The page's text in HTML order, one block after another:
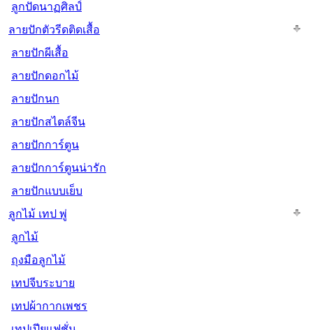
ลูกปัดนาฏศิลป์
ลายปักตัวรีดติดเสื้อ
ลายปักผีเสื้อ
ลายปักดอกไม้
ลายปักนก
ลายปักสไตล์จีน
ลายปักการ์ตูน
ลายปักการ์ตูนน่ารัก
ลายปักแบบเย็บ
ลูกไม้ เทป พู่
ลูกไม้
ถุงมือลูกไม้
เทปจีบระบาย
เทปผ้ากากเพชร